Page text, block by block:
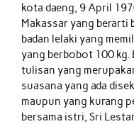
kota daeng, 9 April
Makassar yang berarti
badan lelaki yang
yang berbobot 100
tulisan yang
suasana yang ada
maupun yang kurang
bersama istri, Sri